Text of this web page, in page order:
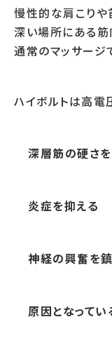
慢性的な肩こりや
深い場所にある筋
通常のマッサージ
ハイボルトは高電
深層筋の硬さ
炎症を抑える
神経の興奮を
原因となって